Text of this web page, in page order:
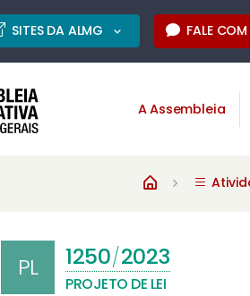
SITES DA ALMG FALE
A Assembleia
PL 1250/2023
PROJETO DE LEI